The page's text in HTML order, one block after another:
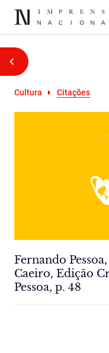
Cultura Citações
Fernando
Caeiro, Edição
Pessoa, p. 48